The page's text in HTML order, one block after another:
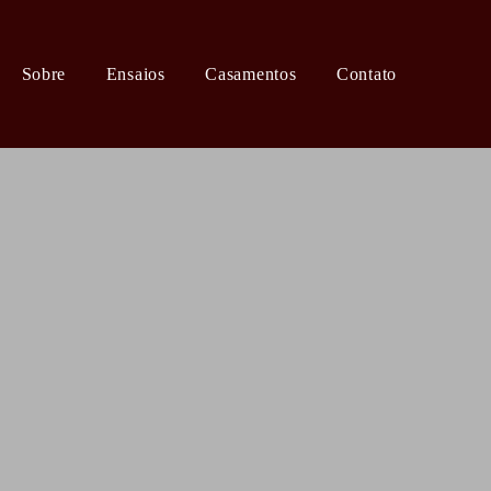
Sobre Ensaios Casamentos Contato